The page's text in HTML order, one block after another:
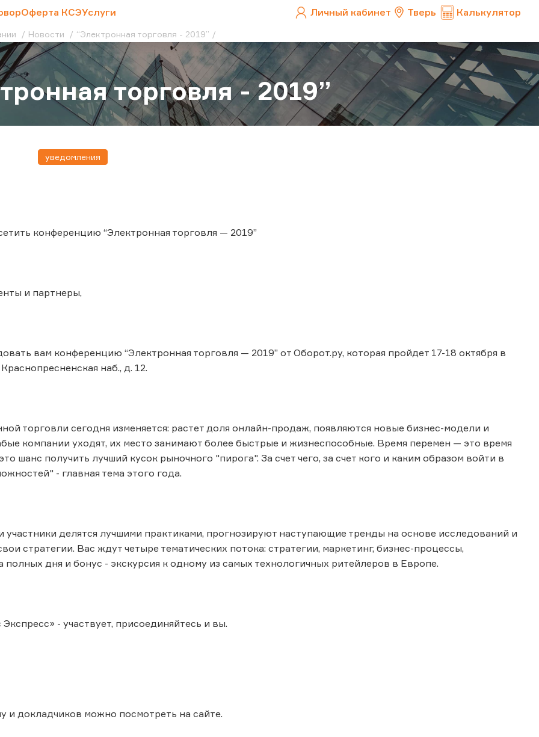
Оферта КСЭУслуги Личный кабинет Тверь Калькулятор
Новости “Электронная торговля - 2019”
торговля - 2019”
уведомления
конференцию “Электронная торговля — 2019”
и партнеры,
вам конференцию “Электронная торговля — 2019” от Оборот.ру, которая пройдет 17-18 октября в
наб., д. 12.
торговли сегодня изменяется: растет доля онлайн-продаж, появляются новые бизнес-модели и
компании уходят, их место занимают более быстрые и жизнеспособные. Время перемен — это время
шанс получить лучший кусок рыночного "пирога". За счет чего, за счет кого и каким образом войти в
- главная тема этого года.
участники делятся лучшими практиками, прогнозируют наступающие тренды на основе исследований и
стратегии. Вас ждут четыре тематических потока: стратегии, маркетинг, бизнес-процессы,
полных дня и бонус - экскурсия к одному из самых технологичных ритейлеров в Европе.
- участвует, присоединяйтесь и вы.
и докладчиков можно посмотреть на сайте.